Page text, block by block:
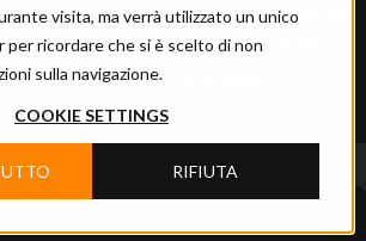
visita, ma verrà utilizzato un unico
per ricordare che si è scelto di non
sulla navigazione.
COOKIE SETTINGS
RIFIUTA
parchi e teatri; luoghi in cui si
mission prende vita il nostro
your world since 1928”.